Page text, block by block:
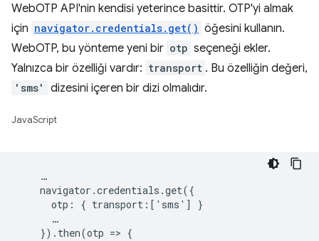
WebOTP API'nin kendisi yeterince basittir. OTP'yi almak
için navigator.credentials.get() öğesini kullanın.
WebOTP, bu yönteme yeni bir otp seçeneği ekler.
Yalnızca bir özelliği vardır: transport . Bu özelliğin değeri,
'sms' dizesini içeren bir dizi olmalıdır.
JavaScript
    …
    navigator.credentials.get({
      otp: { transport:['sms'] }
      …
    }).then(otp => {